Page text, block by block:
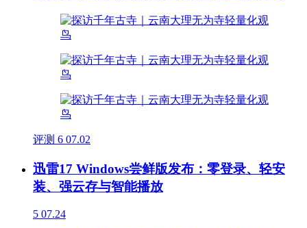
评测 6 07.02
迅雷17 Windows尝鲜版发布：零登录、轻安
装、强云存与智能播放
5 07.24